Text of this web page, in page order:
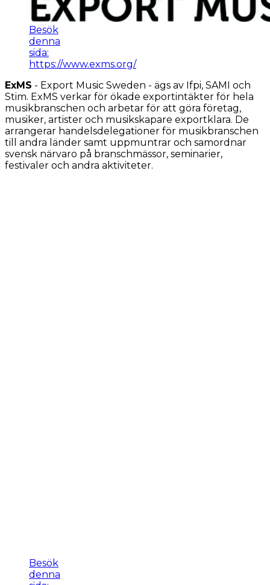
Besök
denna
sida:
https://www.exms.org/
ExMS - Export Music Sweden - ägs av Ifpi, SAMI och
Stim. ExMS verkar för ökade exportintäkter för hela
musikbranschen och arbetar för att göra företag,
musiker, artister och musikskapare exportklara. De
arrangerar handelsdelegationer för musikbranschen
till andra länder samt uppmuntrar och samordnar
svensk närvaro på branschmässor, seminarier,
festivaler och andra aktiviteter.
Besök
denna